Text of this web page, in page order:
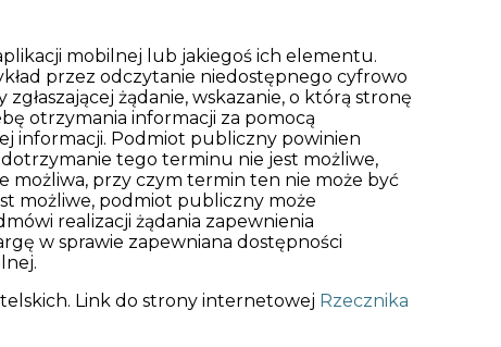
mobilnej lub jakiegoś ich elementu.
przez odczytanie niedostępnego cyfrowo
żądanie, wskazanie, o którą stronę
otrzymania informacji za pomocą
informacji. Podmiot publiczny powinien
dotrzymanie tego terminu nie jest możliwe,
możliwa, przy czym termin ten nie może być
możliwe, podmiot publiczny może
realizacji żądania zapewnienia
w sprawie zapewniana dostępności
Link do strony internetowej Rzecznika